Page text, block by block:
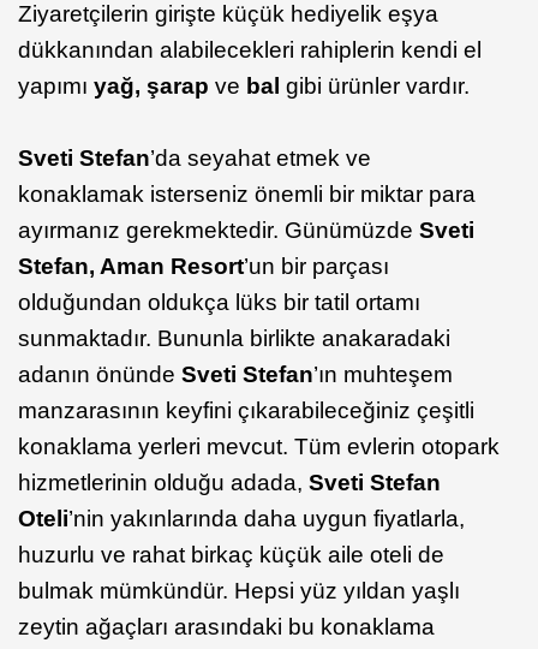
Ziyaretçilerin girişte küçük hediyelik eşya
dükkanından alabilecekleri rahiplerin kendi el
yapımı yağ, şarap ve bal gibi ürünler vardır.
Sveti Stefan’da seyahat etmek ve
konaklamak isterseniz önemli bir miktar para
ayırmanız gerekmektedir. Günümüzde Sveti
Stefan, Aman Resort’un bir parçası
olduğundan oldukça lüks bir tatil ortamı
sunmaktadır. Bununla birlikte anakaradaki
adanın önünde Sveti Stefan’ın muhteşem
manzarasının keyfini çıkarabileceğiniz çeşitli
konaklama yerleri mevcut. Tüm evlerin otopark
hizmetlerinin olduğu adada, Sveti Stefan
Oteli’nin yakınlarında daha uygun fiyatlarla,
huzurlu ve rahat birkaç küçük aile oteli de
bulmak mümkündür. Hepsi yüz yıldan yaşlı
zeytin ağaçları arasındaki bu konaklama